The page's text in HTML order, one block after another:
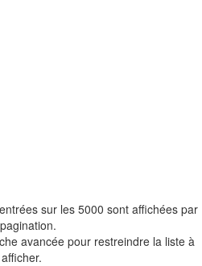
sur les 5000 sont affichées par
avancée pour restreindre la liste à
afficher.